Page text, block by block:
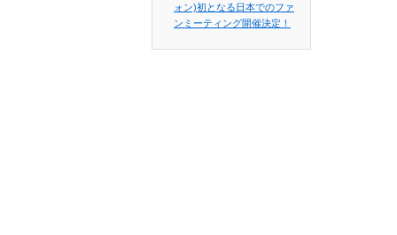
ォン)初となる日本でのファ
ンミーティング開催決定！